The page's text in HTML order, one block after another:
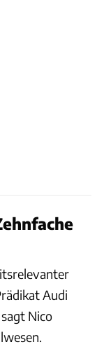
Audi
Nico